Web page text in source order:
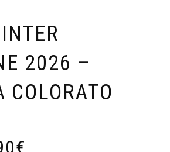
2026 –
COLORATO
€